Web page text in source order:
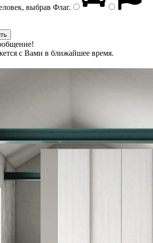
выбрав Флаг.
с Вами в ближайшее время.